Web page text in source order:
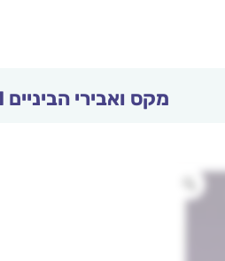
מקס ואבירי הביניים 1